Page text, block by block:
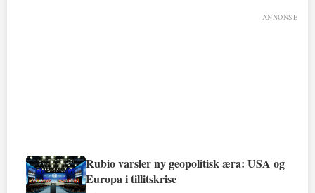
ANNONSE
Rubio varsler ny geopolitisk æra: USA og
Europa i tillitskrise